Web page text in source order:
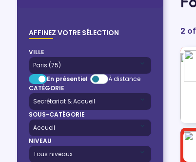
AFFINEZ VOTRE SÉLECTION
VILLE
En présentiel
À distance
CATÉGORIE
SOUS-CATÉGORIE
NIVEAU
2